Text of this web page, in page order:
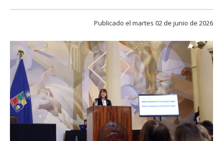
FACULTAD
Académicas/os Egresadas/os
Publicado el martes 02 de junio de 2026